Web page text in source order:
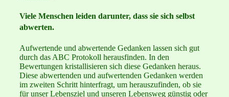
Viele Menschen leiden darunter, dass sie sich selbst
abwerten.
Aufwertende und abwertende Gedanken lassen sich gut
durch das ABC Protokoll herausfinden. In den
Bewertungen kristallisieren sich diese Gedanken heraus.
Diese abwertenden und aufwertenden Gedanken werden
im zweiten Schritt hinterfragt, um herauszufinden, ob sie
für unser Lebensziel und unseren Lebensweg günstig oder